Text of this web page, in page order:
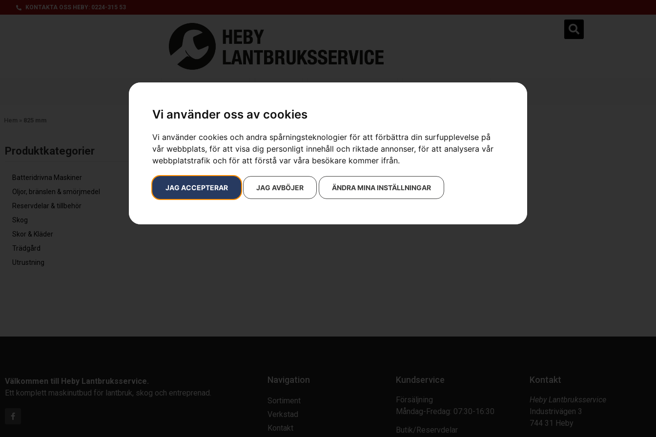
Vi använder oss av cookies
Vi använder cookies och andra spårningsteknologier för att förbättra din surfupplevelse på
vår webbplats, för att visa dig personligt innehåll och riktade annonser, för att analysera vår
webbplatstrafik och för att förstå var våra besökare kommer ifrån.
JAG ACCEPTERAR JAG AVBÖJER ÄNDRA MINA INSTÄLLNINGAR
KONTAKTA OSS HEBY: 0224-315 53
Hem » 825 mm
Produktkategorier​
Batteridrivna Maskiner
Oljor, bränslen & smörjmedel
Reservdelar & tillbehör
Skog
Skor & Kläder
Trädgård
Utrustning
Inga resultat.
Välkommen till Heby Lantbruksservice.
Ett komplett maskinutbud för lantbruk, skog och entreprenad.
Navigation
Sortiment
Verkstad
Kontakt
Kundservice
Försäljning
Måndag-Fredag: 07:30-16:30
Butik/Reservdelar
Kontakt
Heby Lantbruksservice
Industrivägen 3
744 31 Heby